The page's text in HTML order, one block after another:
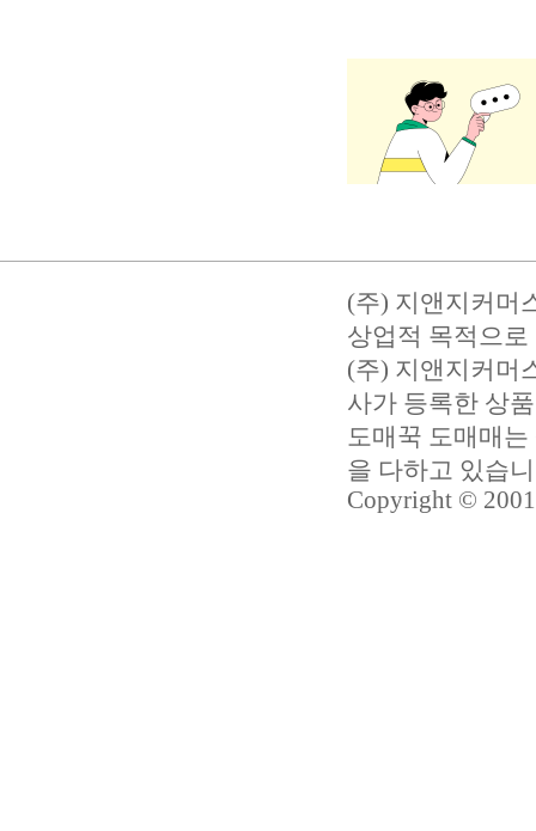
(주) 지앤지커머
상업적 목적으
(주) 지앤지커머
사가 등록한 상
도매꾹 도매매
을 다하고 있습
Copyright ©